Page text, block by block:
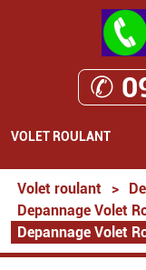
✆
VOLET ROULANT
Volet roulant >
Depannage Volet
Depannage Volet